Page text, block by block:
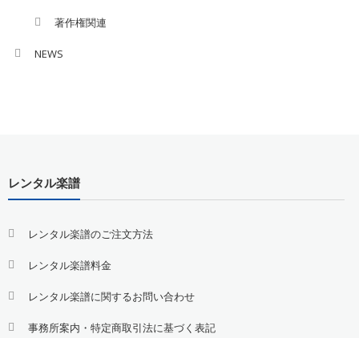
著作権関連
NEWS
レンタル楽譜
レンタル楽譜のご注文方法
レンタル楽譜料金
レンタル楽譜に関するお問い合わせ
事務所案内・特定商取引法に基づく表記